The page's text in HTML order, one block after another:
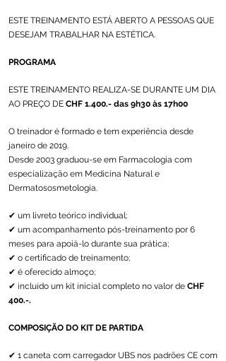
ESTE TREINAMENTO ESTÁ ABERTO A PESSOAS QUE
DESEJAM TRABALHAR NA ESTÉTICA.
PROGRAMA
ESTE TREINAMENTO REALIZA-SE DURANTE UM DIA
AO PREÇO DE CHF 1.400.- das 9h30 às 17h00
O treinador é formado e tem experiência desde
janeiro de 2019.
Desde 2003 graduou-se em Farmacologia com
especialização em Medicina Natural e
Dermatososmetologia.
✔ um livreto teórico individual;
✔ um acompanhamento pós-treinamento por 6
meses para apoiá-lo durante sua prática;
✔ o certificado de treinamento;
✔ é oferecido almoço;
✔ incluído um kit inicial completo no valor de CHF
400.-.
COMPOSIÇÃO DO KIT DE PARTIDA
✔ 1 caneta com carregador UBS nos padrões CE com